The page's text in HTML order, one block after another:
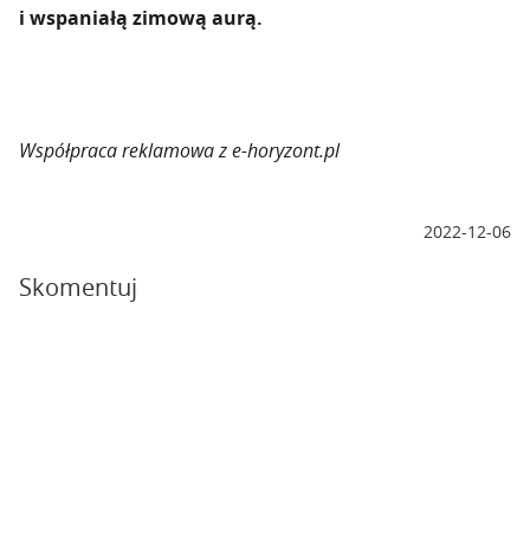
i wspaniałą zimową aurą.
Współpraca reklamowa z e-horyzont.pl
2022-12-06
Skomentuj